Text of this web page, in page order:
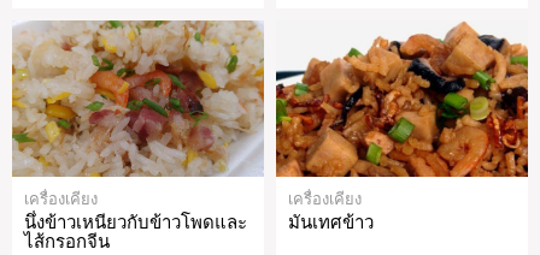
เครื่องเคียง
นึ่งข้าวเหนียวกับข้าวโพดและ
ไส้กรอกจีน
เครื่องเคียง
มันเทศข้าว